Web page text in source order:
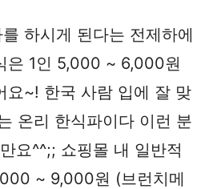
하시게 된다는 전제하에
은 1인 5,000 ~ 6,000원
요~! 한국 사람 입에 잘 맞
온리 한식파이다 이런 분
요^^;; 쇼핑몰 내 일반적
~ 9,000원 (브런치메